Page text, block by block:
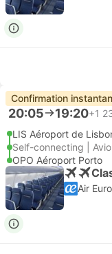
Confirmation
20:05 19:20+1
LIS Aéroport de
Self-connecting |
OPO Aéroport Porto
Air